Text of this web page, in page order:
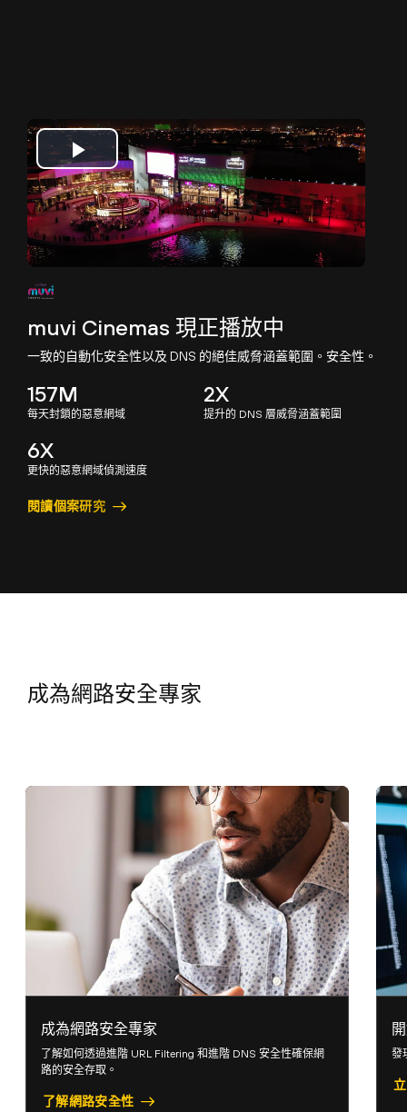
muvi Cinemas 現正播放中
一致的自動化安全性以及 DNS 的絕佳威脅涵蓋範圍。安全性。
157M
每天封鎖的惡意網域
2X
提升的 DNS 層威脅涵蓋範圍
6X
更快的惡意網域偵測速度
閱讀個案研究
Play
Video
成為網路安全專家
成為網路安全專家
了解如何透過進階 URL Filtering 和進階 DNS 安全性確保網
路的安全存取。
了解網路安全性
發